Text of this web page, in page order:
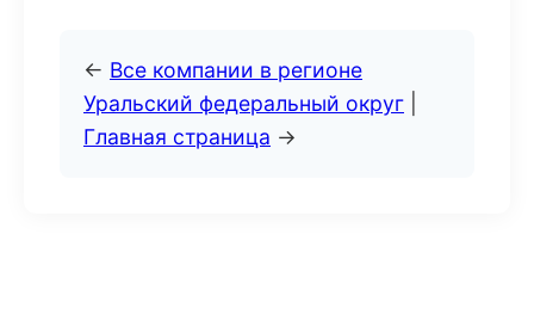
← Все компании в регионе
Уральский федеральный округ
Главная страница →